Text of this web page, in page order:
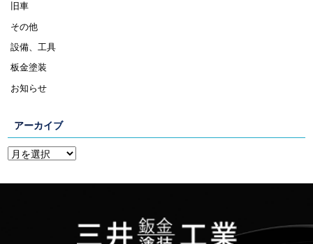
旧車
その他
設備、工具
板金塗装
お知らせ
アーカイブ